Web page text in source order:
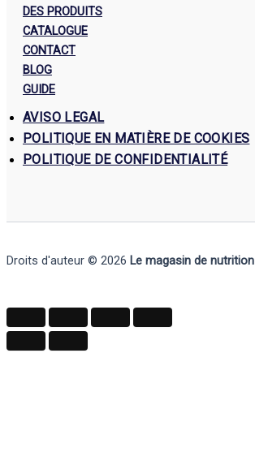
DES PRODUITS
CATALOGUE
CONTACT
BLOG
GUIDE
AVISO LEGAL
POLITIQUE EN MATIÈRE DE COOKIES
POLITIQUE DE CONFIDENTIALITÉ
Droits d'auteur © 2026 Le magasin de nutrition